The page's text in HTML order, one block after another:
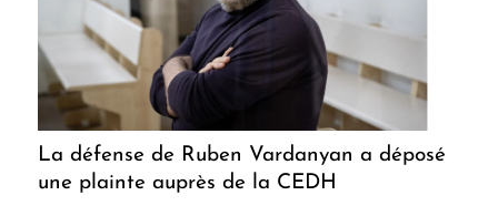
La défense de Ruben Vardanyan a déposé
une plainte auprès de la CEDH